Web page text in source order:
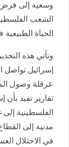
وسعيه إلى فرض
الشعب
الحياة
وتأتي هذه
إسرائيل تواصل
عرقلة وصول
تقارير تفيد
الفلسطينية
مدنية إلى
في الاحتلال